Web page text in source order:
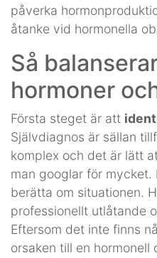
påverka
åtanke vid hormonella
Så
hormoner
Första steget är att
Självdiagnos är sällan
komplex och det är lätt
man googlar för mycket.
berätta om situationen.
professionellt utlåtande
Eftersom det inte finns
orsaken till en hormonell